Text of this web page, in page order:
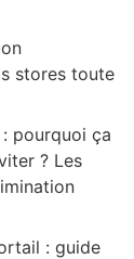
stores toute
pourquoi ça
? Les
: guide